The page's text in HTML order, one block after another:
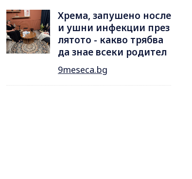
Хрема, запушено носле
и ушни инфекции през
лятотo - какво трябва
да знае всеки родител
9meseca.bg